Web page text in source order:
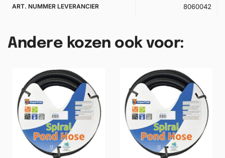
ART. NUMMER LEVERANCIER 8060042
Andere kozen ook voor: